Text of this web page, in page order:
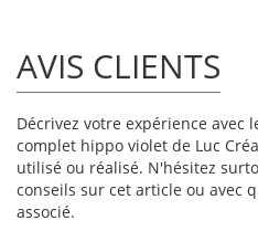
AVIS CLIENTS
Décrivez votre expérience avec
complet hippo violet de Luc
utilisé ou réalisé. N'hésitez
conseils sur cet article ou avec
associé.